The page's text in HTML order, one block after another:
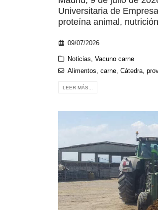
Universitaria de
proteína animal,
09/07/2026
Noticias, Vacuno carne
Alimentos, carne, Cátedra,
LEER MÁS...